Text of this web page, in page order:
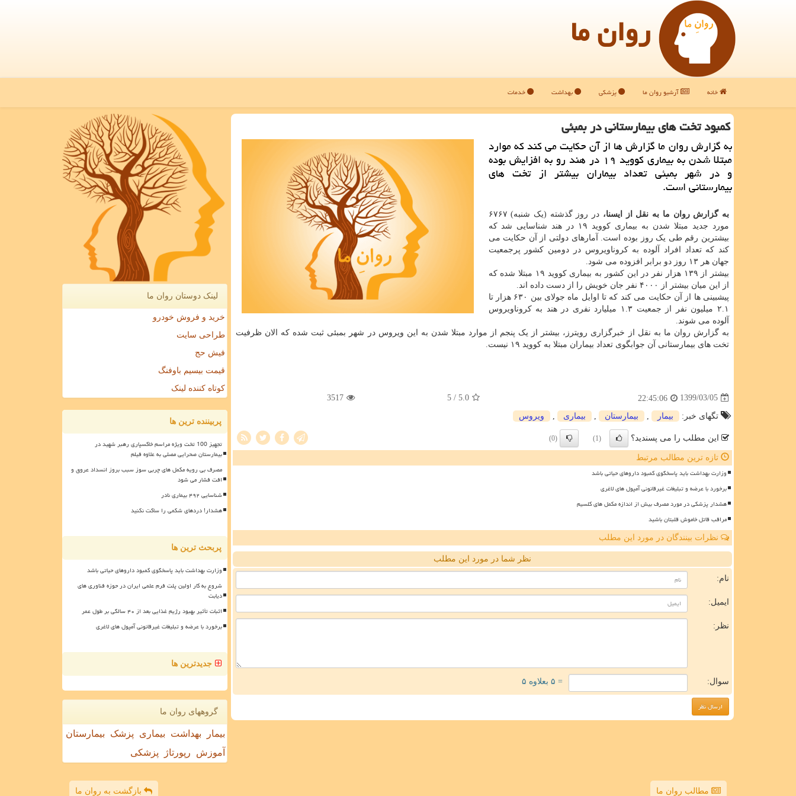
روان ما
خانه آرشیو روان ما پزشکی بهداشت خدمات
كمبود تخت های بیمارستانی در بمبئی
به گزارش روان ما گزارش ها از آن حكایت می كند كه موارد
مبتلا شدن به بیماری كووید ۱۹ در هند رو به افزایش بوده
و در شهر بمبئی تعداد بیماران بیشتر از تخت های
بیمارستانی است.
به گزارش روان ما به نقل از ایسنا،
در روز گذشته (یک شنبه) ۶۷۶۷
مورد جدید مبتلا شدن به بیماری کووید ۱۹ در هند شناسایی شد که
بیشترین رقم طی یک روز بوده است. آمارهای دولتی از آن حکایت می
کند که تعداد افراد آلوده به کروناویروس در دومین کشور پرجمعیت
جهان هر ۱۳ روز دو برابر افزوده می شود.
بیشتر از ۱۳۹ هزار نفر در این کشور به بیماری کووید ۱۹ مبتلا شده که
از این میان بیشتر از ۴۰۰۰ نفر جان خویش را از دست داده اند.
پیشبینی ها از آن حکایت می کند که تا اوایل ماه جولای بین ۶۳۰ هزار تا
۲.۱ میلیون نفر از جمعیت ۱.۳ میلیارد نفری در هند به کروناویروس
آلوده می شوند.
به گزارش روان ما به نقل از خبرگزاری رویترز، بیشتر از یک پنجم از موارد مبتلا شدن به این ویروس در شهر بمبئی ثبت شده که الان ظرفیت
تخت های بیمارستانی آن جوابگوی تعداد بیماران مبتلا به کووید ۱۹ نیست.
1399/03/05
22:45:06
5.0
/ 5
3517
تگهای خبر: بیمار بیمارستان بیماری ویروس
این مطلب را می پسندید؟ (1)
(0)
تازه ترین مطالب مرتبط
وزارت بهداشت باید پاسخگوی کمبود داروهای حیاتی باشد
برخورد با عرضه و تبلیغات غیرقانونی آمپول های لاغری
هشدار پزشکی در مورد مصرف بیش از اندازه مکمل های کلسیم
مراقب قاتل خاموش قلبتان باشید
نظرات بینندگان در مورد این مطلب
نظر شما در مورد این مطلب
نام:
ایمیل:
نظر:
سوال: = ۵ بعلاوه ۵
لینک دوستان روان ما
خرید و فروش خودرو
طراحی سایت
فیش حج
قیمت بیسیم باوفنگ
کوتاه کننده لینک
پربیننده ترین ها
تجهیز 100 تخت ویژه مراسم خاکسپاری رهبر شهید در
بیمارستان صحرایی مصلی به علاوه فیلم
مصرف بی رویه مکمل های چربی سوز سبب بروز انسداد عروق و
افت فشار می شود
شناسایی ۴۹۲ بیماری نادر
هشدار! دردهای شکمی را ساکت نکنید
پربحث ترین ها
وزارت بهداشت باید پاسخگوی کمبود داروهای حیاتی باشد
شروع به کار اولین پلت فرم علمی ایران در حوزه فناوری های
دیابت
اثبات تأثیر بهبود رژیم غذایی بعد از ۴۰ سالگی بر طول عمر
برخورد با عرضه و تبلیغات غیرقانونی آمپول های لاغری
جدیدترین ها
گروههای روان ما
بیمار بهداشت بیماری پزشک
بیمارستان
آموزش
رپورتاژ پزشکی
مطالب روان ما بازگشت به روان ما